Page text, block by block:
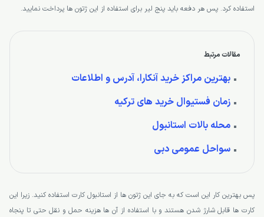
استفاده کرد. پس هر دفعه باید پنج لیر برای استفاده از این ژتون ها پرداخت نمایید.
مقالات مرتبط
بهترین مراکز خرید آنکارا، آدرس و اطلاعات
زمان فستیوال خرید های ترکیه
محله بالات استانبول
سواحل عمومی دبی
پس بهترین کار این است که به جای این ژتون ها از استانبول کارت استفاده کنید. زیرا این
کارت ها قابل شارژ شدن هستند و با استفاده از آن ها هزینه حمل و نقل حتی تا پنجاه